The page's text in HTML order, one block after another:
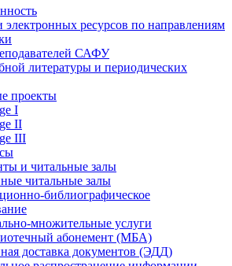
электронных ресурсов по направлениям
САФУ
литературы и периодических
проекты
I
II
III
и читальные залы
читальные залы
библиографическое
множительные услуги
абонемент (МБА)
доставка документов (ЭДД)